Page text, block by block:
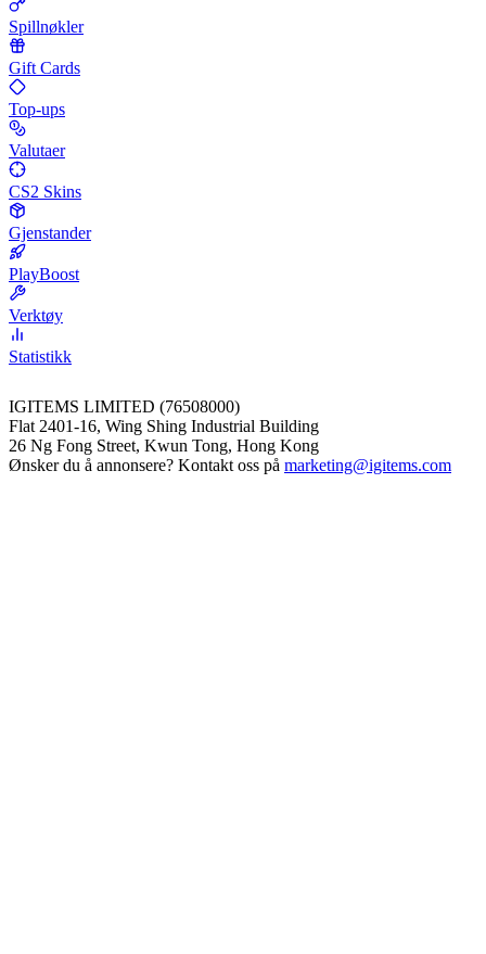
Spillnøkler
Gift Cards
Top-ups
Valutaer
CS2 Skins
Gjenstander
PlayBoost
Verktøy
Statistikk
IGITEMS LIMITED (76508000)
Flat 2401-16, Wing Shing Industrial Building
26 Ng Fong Street, Kwun Tong, Hong Kong
Ønsker du å annonsere? Kontakt oss på marketing@igitems.com